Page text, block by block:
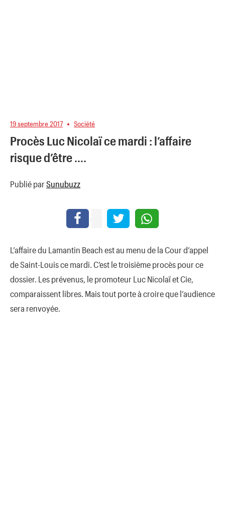
19 septembre 2017 Société
Procès Luc Nicolaï ce mardi : l’affaire
risque d’être ….
Publié par Sunubuzz
L’affaire du Lamantin Beach est au menu de la Cour d’appel
de Saint-Louis ce mardi. C’est le troisième procès pour ce
dossier. Les prévenus, le promoteur Luc Nicolaï et Cie,
comparaissent libres. Mais tout porte à croire que l’audience
sera renvoyée.